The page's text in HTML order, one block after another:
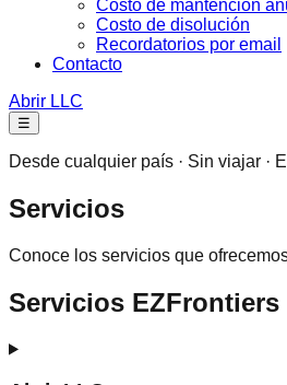
Costo de mantención
Costo de disolución
Recordatorios por email
Contacto
Abrir LLC
☰
Desde cualquier país · Sin viajar ·
Servicios
Conoce los servicios que
Servicios EZFrontiers